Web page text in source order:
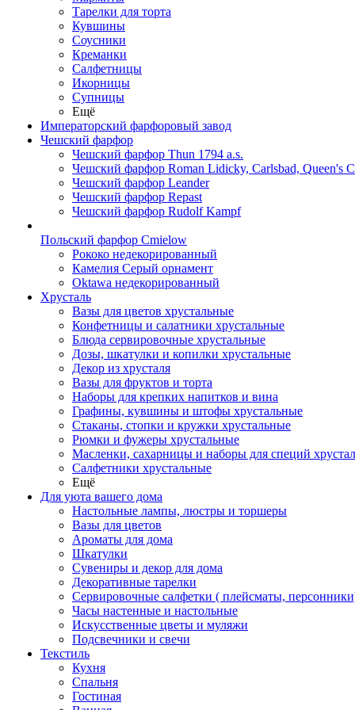
Тарелки для торта
Кувшины
Соусники
Креманки
Салфетницы
Икорницы
Супницы
Ещё
Императорский фарфоровый завод
Чешский фарфор
Чешский фарфор Thun 1794 a.s.
Чешский фарфор Roman Lidicky, Carlsbad, Queen's
Чешский фарфор Leander
Чешский фарфор Repast
Чешский фарфор Rudolf Kampf
Польский фарфор Сmielow
Рококо недекорированный
Камелия Серый орнамент
Oktawa недекорированный
Хрусталь
Вазы для цветов хрустальные
Конфетницы и салатники хрустальные
Блюда сервировочные хрустальные
Дозы, шкатулки и копилки хрустальные
Декор из хрусталя
Вазы для фруктов и торта
Наборы для крепких напитков и вина
Графины, кувшины и штофы хрустальные
Стаканы, стопки и кружки хрустальные
Рюмки и фужеры хрустальные
Масленки, сахарницы и наборы для специй
Салфетники хрустальные
Ещё
Для уюта вашего дома
Настольные лампы, люстры и торшеры
Вазы для цветов
Ароматы для дома
Шкатулки
Сувениры и декор для дома
Декоративные тарелки
Сервировочные салфетки ( плейсматы,
Часы настенные и настольные
Искусственные цветы и муляжи
Подсвечники и свечи
Текстиль
Кухня
Спальня
Гостиная